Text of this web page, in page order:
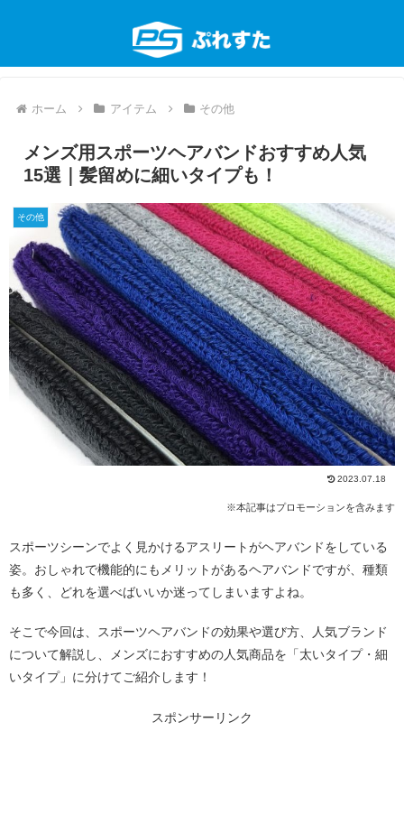
ホーム アイテム その他
メンズ用スポーツヘアバンドおすすめ人気
15選｜髪留めに細いタイプも！
その他
2023.07.18
※本記事はプロモーションを含みます
スポーツシーンでよく見かけるアスリートがヘアバンドをしている
姿。おしゃれで機能的にもメリットがあるヘアバンドですが、種類
も多く、どれを選べばいいか迷ってしまいますよね。
そこで今回は、スポーツヘアバンドの効果や選び方、人気ブランド
について解説し、メンズにおすすめの人気商品を「太いタイプ・細
いタイプ」に分けてご紹介します！
スポンサーリンク